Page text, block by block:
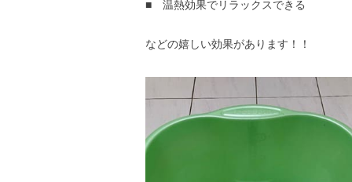
■ 温熱効果でリラックスできる
などの嬉しい効果があります！！